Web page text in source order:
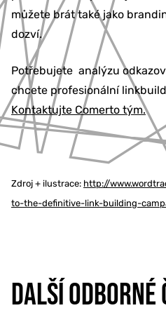
můžete brát také jako
dozví.
Potřebujete analýzu
chcete profesionální
Kontaktujte Comerto tým.
Zdroj + ilustrace: http://
to-the-definitive-link-building-
DALŠÍ